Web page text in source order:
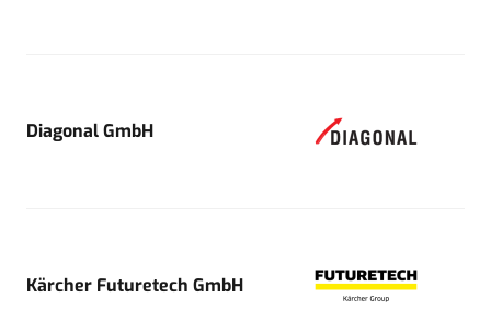
Diagonal GmbH
Kärcher Futuretech GmbH